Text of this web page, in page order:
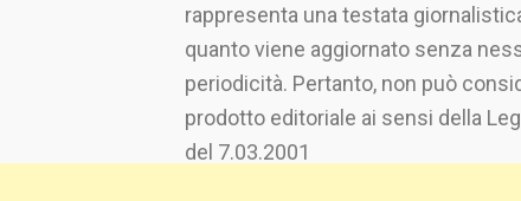
rappresenta una testata
quanto viene aggiornato senza
periodicità. Pertanto, non può
prodotto editoriale ai sensi della
del 7.03.2001